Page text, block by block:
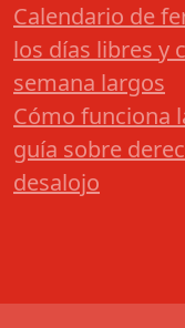
Calendario de
los días libres y
semana largos
Cómo funciona
guía sobre
desalojo